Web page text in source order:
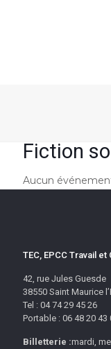
Fiction
Aucun
TEC, EPCC Travail et
42, rue Jules Guesde
38550 Saint Maurice
Tel : 04 74 29 45 26
Portable : 06 48 20
Billetterie :mardi,